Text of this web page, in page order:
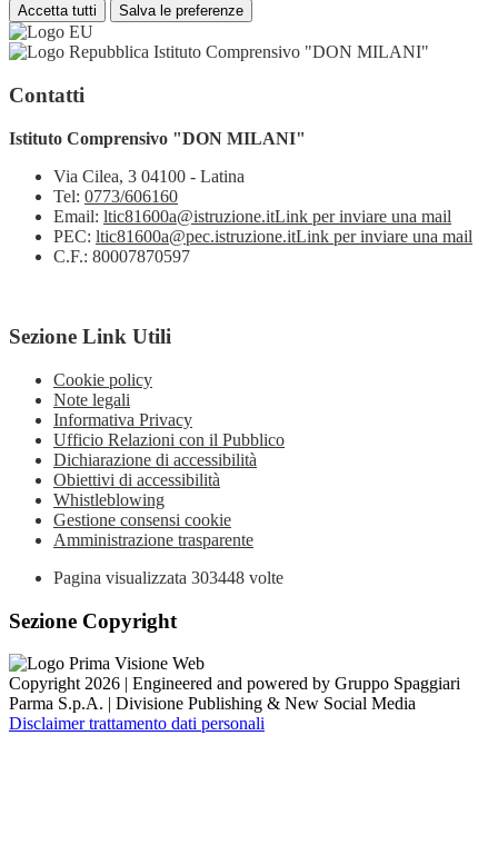
Accetta tutti Salva le preferenze
Istituto Comprensivo "DON MILANI"
Contatti
Istituto Comprensivo "DON MILANI"
Via Cilea, 3 04100 - Latina
Tel: 0773/606160
Email: ltic81600a@istruzione.itLink per inviare una mail
PEC: ltic81600a@pec.istruzione.itLink per inviare una mail
C.F.: 80007870597
Sezione Link Utili
Cookie policy
Note legali
Informativa Privacy
Ufficio Relazioni con il Pubblico
Dichiarazione di accessibilità
Obiettivi di accessibilità
Whistleblowing
Gestione consensi cookie
Amministrazione trasparente
Pagina visualizzata 303448 volte
Sezione Copyright
Copyright 2026 | Engineered and powered by Gruppo Spaggiari
Parma S.p.A. | Divisione Publishing & New Social Media
Disclaimer trattamento dati personali